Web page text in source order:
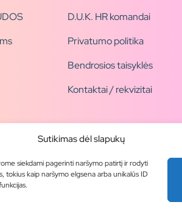
Sutikimas dėl slapukų
siekdami pagerinti naršymo patirtį ir rodyti
kaip naršymo elgsena arba unikalūs ID
D.U.K. HR komandai
Privatumo politika
Bendrosios taisyklės
Kontaktai / rekvizitai